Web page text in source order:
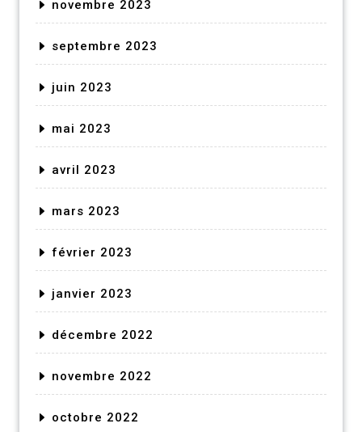
novembre 2023
septembre 2023
juin 2023
mai 2023
avril 2023
mars 2023
février 2023
janvier 2023
décembre 2022
novembre 2022
octobre 2022